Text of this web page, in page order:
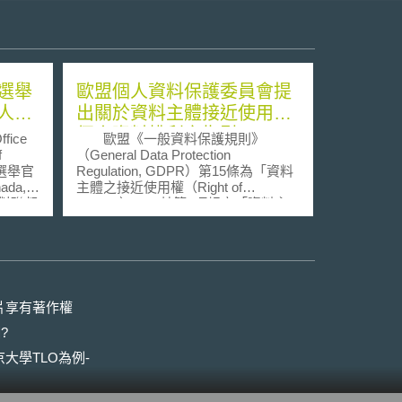
舉
資
舉官
聯邦
引
概
保護
體法
辦
政策
選務
歐盟個人資料保護委員會提
出關於資料主體接近使用其
個人資料權利之指引
歐盟《一般資料保護規則》
（General Data Protection
Regulation, GDPR）第15條為「資料
主體之接近使用權（Right of
access）」，其第1項規定「資料主
體有權向控管者確認其個人資料是否
個人資料保護委員會（European Data
Protection Board, EDPB）於2022年1
提出指引（Guidelines 01/2022 on
享有著作權
大學TLO為例-